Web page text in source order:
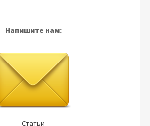
Напишите нам:
Статьи